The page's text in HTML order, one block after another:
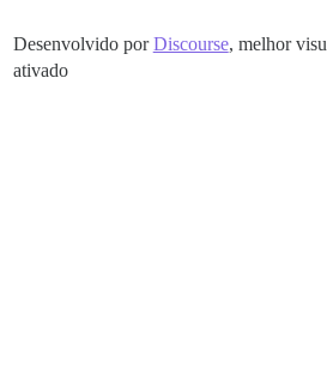
Desenvolvido porDiscourse, melhor
ativado